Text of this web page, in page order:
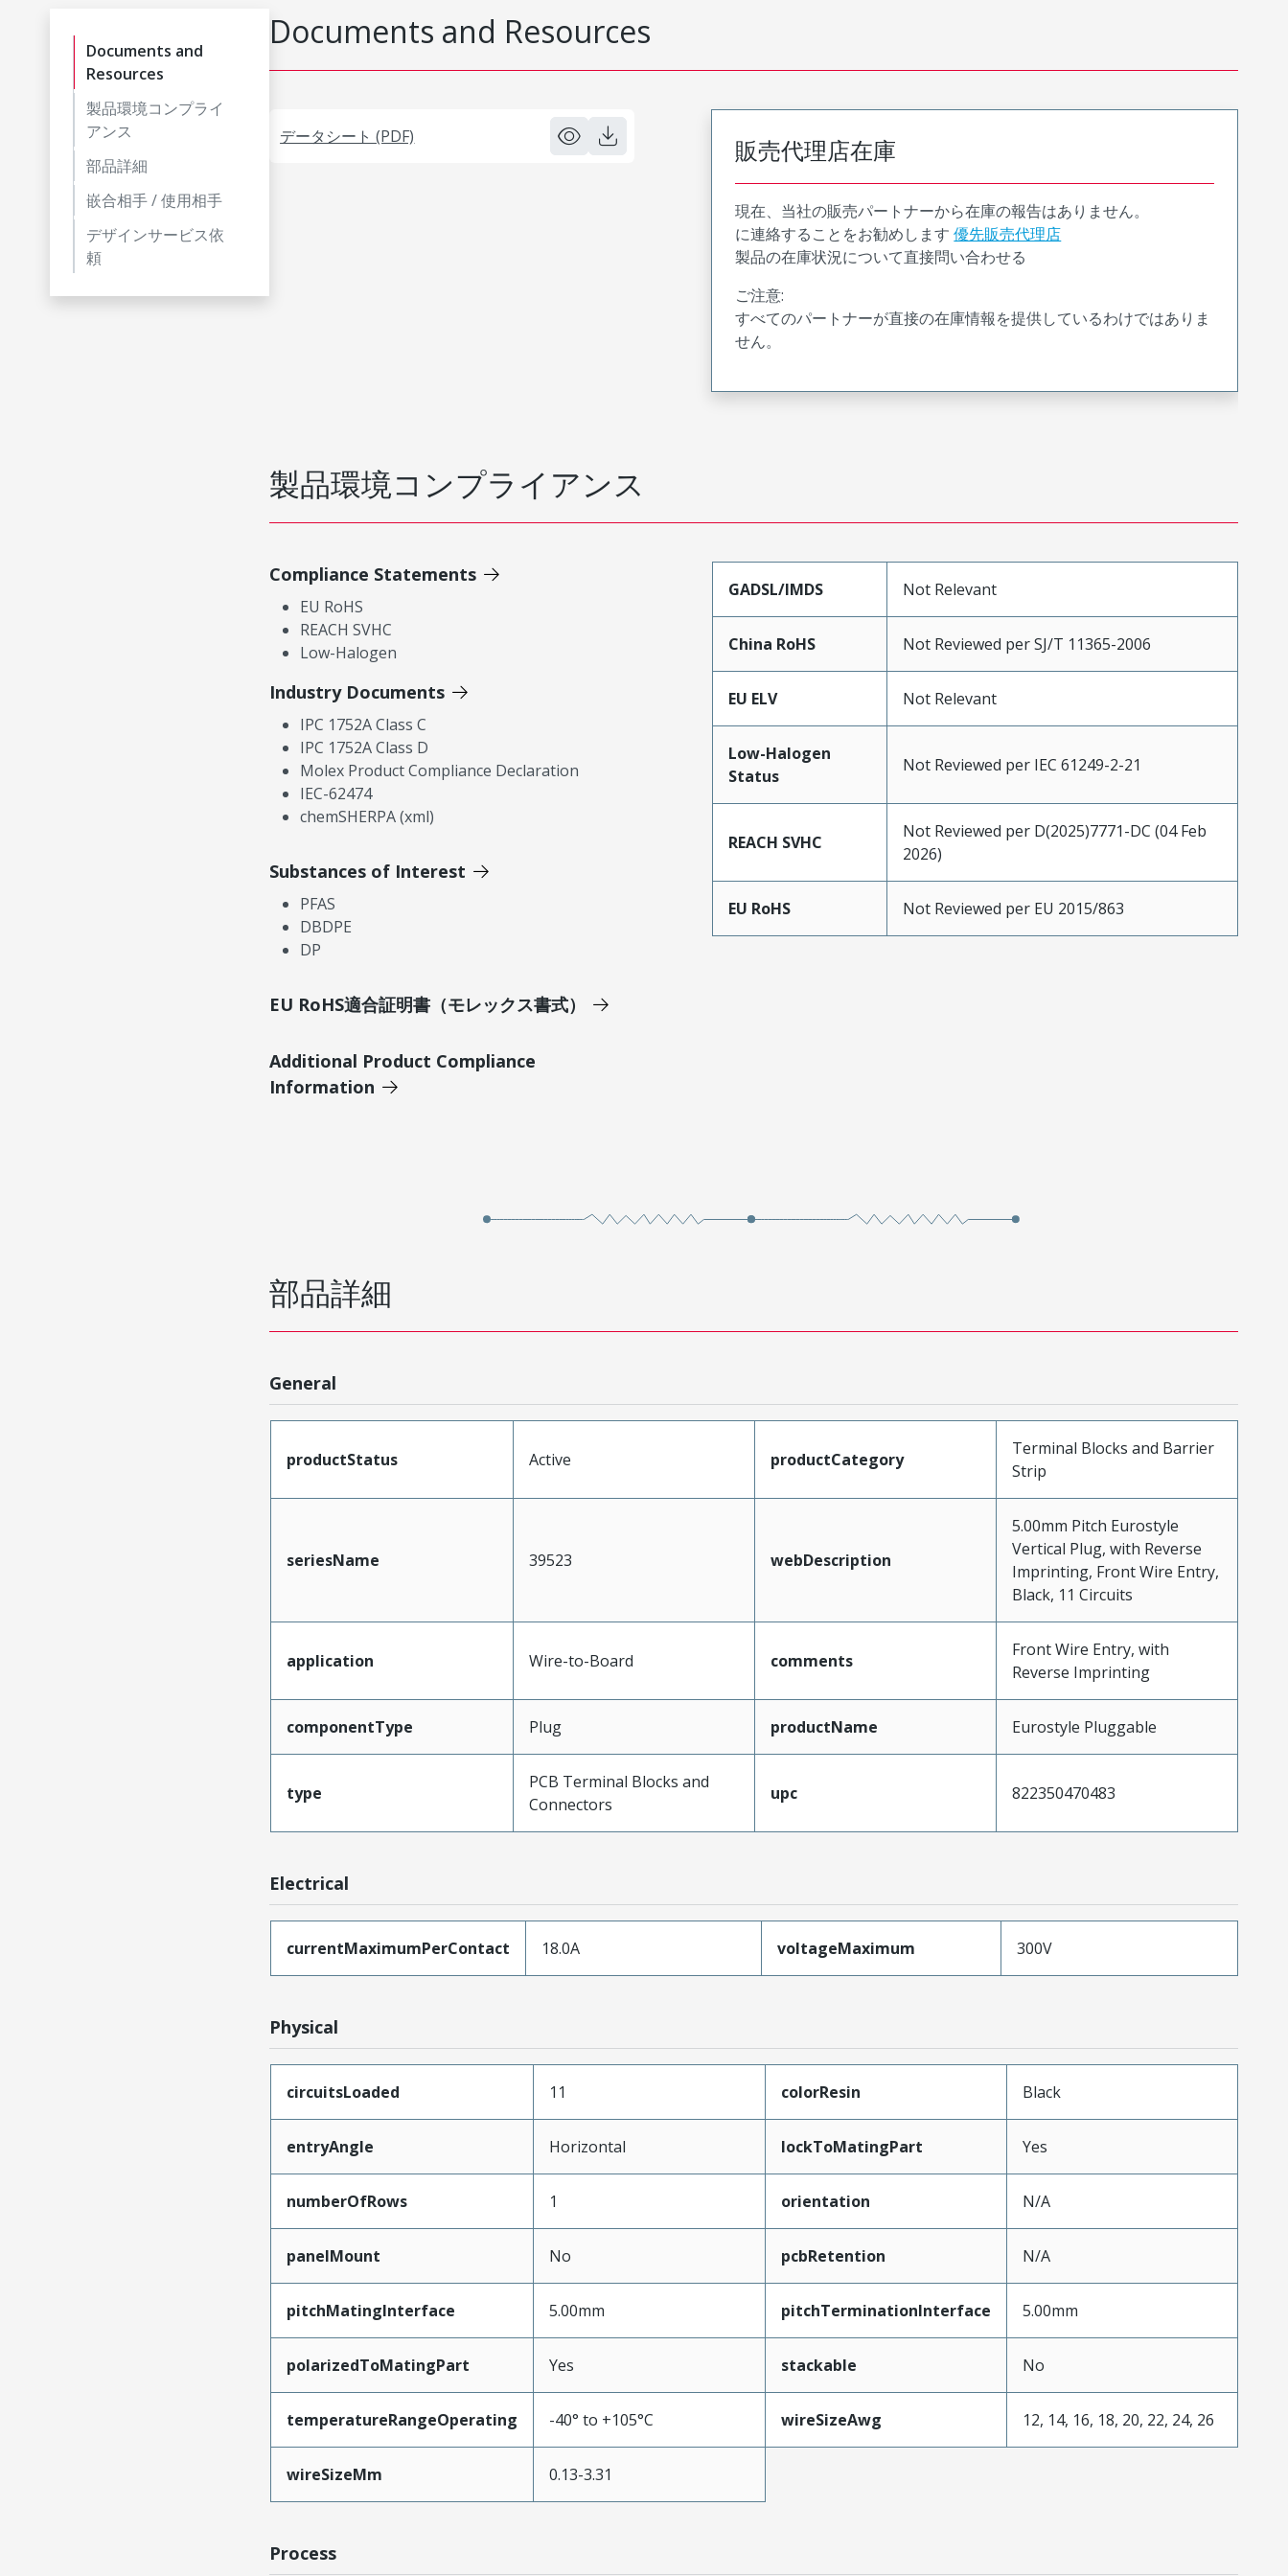
Documents and
Resources
製品環境コンプライ
アンス
部品詳細
嵌合相手 / 使用相手
デザインサービス依
頼
Documents and Resources
データシート (PDF) 販売代理店在庫
現在、当社の販売パートナーから在庫の報告はありません。
に連絡することをお勧めします 優先販売代理店
製品の在庫状況について直接問い合わせる
ご注意:
すべてのパートナーが直接の在庫情報を提供しているわけではありま
せん。
製品環境コンプライアンス
Compliance Statements
EU RoHS
REACH SVHC
Low-Halogen
Industry Documents
IPC 1752A Class C
IPC 1752A Class D
Molex Product Compliance Declaration
IEC-62474
chemSHERPA (xml)
Substances of Interest
PFAS
DBDPE
DP
EU RoHS適合証明書（モレックス書式）
Additional Product Compliance
Information
GADSL/IMDS Not Relevant
China RoHS Not Reviewed per SJ/T 11365-2006
EU ELV Not Relevant
Low-Halogen
Status
Not Reviewed per IEC 61249-2-21
REACH SVHC
Not Reviewed per D(2025)7771-DC (04 Feb
2026)
EU RoHS Not Reviewed per EU 2015/863
部品詳細
General
productStatus Active productCategory
Terminal Blocks and Barrier
Strip
seriesName 39523 webDescription
5.00mm Pitch Eurostyle
Vertical Plug, with Reverse
Imprinting, Front Wire Entry,
Black, 11 Circuits
application Wire-to-Board comments
Front Wire Entry, with
Reverse Imprinting
componentType Plug productName Eurostyle Pluggable
type
PCB Terminal Blocks and
Connectors
upc 822350470483
Electrical
currentMaximumPerContact 18.0A voltageMaximum 300V
Physical
circuitsLoaded 11 colorResin Black
entryAngle Horizontal lockToMatingPart Yes
numberOfRows 1 orientation N/A
panelMount No pcbRetention N/A
pitchMatingInterface 5.00mm pitchTerminationInterface 5.00mm
polarizedToMatingPart Yes stackable No
temperatureRangeOperating -40° to +105°C wireSizeAwg 12, 14, 16, 18, 20, 22, 24, 26
wireSizeMm 0.13-3.31
Process